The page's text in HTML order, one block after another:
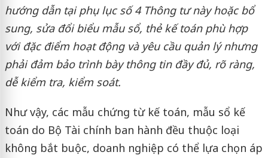
hướng dẫn tại phụ lục số 4 Thông tư này hoặc bổ
sung, sửa đổi biểu mẫu sổ, thẻ kế toán phù hợp
với đặc điểm hoạt động và yêu cầu quản lý nhưng
phải đảm bảo trình bày thông tin đầy đủ, rõ ràng,
dễ kiểm tra, kiểm soát.
Như vậy, các mẫu chứng từ kế toán, mẫu sổ kế
toán do Bộ Tài chính ban hành đều thuộc loại
không bắt buộc, doanh nghiệp có thể lựa chọn áp